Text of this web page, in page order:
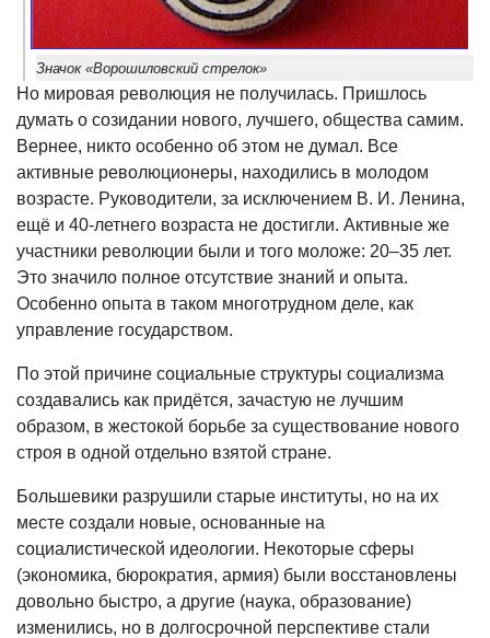
Значок «Ворошиловский стрелок»
Но мировая революция не получилась. Пришлось
думать о созидании нового, лучшего, общества самим.
Вернее, никто особенно об этом не думал. Все
активные революционеры, находились в молодом
возрасте. Руководители, за исключением В. И. Ленина,
ещё и 40-летнего возраста не достигли. Активные же
участники революции были и того моложе: 20–35 лет.
Это значило полное отсутствие знаний и опыта.
Особенно опыта в таком многотрудном деле, как
управление государством.
По этой причине социальные структуры социализма
создавались как придётся, зачастую не лучшим
образом, в жестокой борьбе за существование нового
строя в одной отдельно взятой стране.
Большевики разрушили старые институты, но на их
месте создали новые, основанные на
социалистической идеологии. Некоторые сферы
(экономика, бюрократия, армия) были восстановлены
довольно быстро, а другие (наука, образование)
изменились, но в долгосрочной перспективе стали